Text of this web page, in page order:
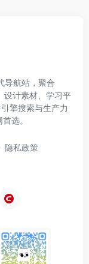
导航站，聚合
设计素材、学习平
擎搜索与生产力
选。
隐私政策